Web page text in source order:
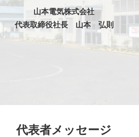
山本電気株式会社
代表取締役社長 山本 弘則
代表者メッセージ